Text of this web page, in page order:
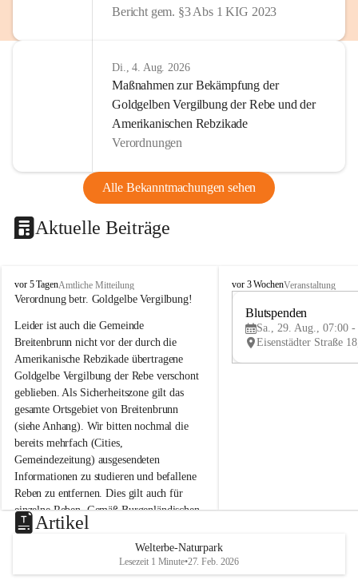
Bericht gem. §3 Abs 1 KIG 2023
Di., 4. Aug. 2026
Maßnahmen zur Bekämpfung der
Goldgelben Vergilbung der Rebe und der
Amerikanischen Rebzikade
Verordnungen
Alle Bekanntmachungen sehen
Aktuelle Beiträge
B
r
i
t
e
n
b
r
u
n
n
a
m
N
e
u
s
d
vor 5 TagenAmtliche Mitteilung
Verordnung betr. Goldgelbe Vergilbung!
Leider ist auch die Gemeinde
Breitenbrunn nicht vor der durch die
Amerikanische Rebzikade übertragene
Goldgelbe Vergilbung der Rebe verschont
geblieben. Als Sicherheitszone gilt das
gesamte Ortsgebiet von Breitenbrunn
(siehe Anhang). Wir bitten nochmal die
bereits mehrfach (Cities,
Gemeindezeitung) ausgesendeten
Informationen zu studieren und befallene
Reben zu entfernen. Dies gilt auch für
einzelne Reben. Gemäß Burgenländischen
Weinbaugesetz sind nicht gepflegte oder
unzulässige Weingärten zu roden! Bitte
helfen wir zusammen um unsere Winzer
vor den prognostizierten Ernteausfällen
B
e
u
e
d
vor 3 WochenVeranstaltung
Blutspenden
Sa., 29. Aug., 07:00 -
Artikel
Welterbe-Naturpark
Lesezeit 1 Minute•27. Feb. 2026